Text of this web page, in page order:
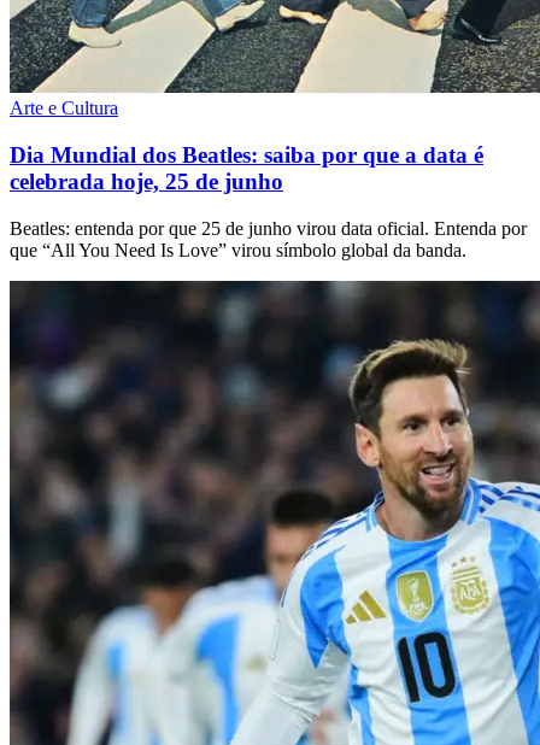
Arte e Cultura
Dia Mundial dos Beatles: saiba por que a data é
celebrada hoje, 25 de junho
Beatles: entenda por que 25 de junho virou data oficial. Entenda por
que “All You Need Is Love” virou símbolo global da banda.